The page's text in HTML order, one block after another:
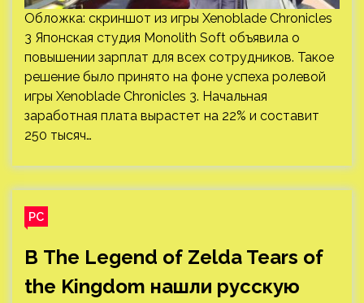
Обложка: скриншот из игры Xenoblade Chronicles
3 Японская студия Monolith Soft объявила о
повышении зарплат для всех сотрудников. Такое
решение было принято на фоне успеха ролевой
игры Xenoblade Chronicles 3. Начальная
заработная плата вырастет на 22% и составит
250 тысяч…
PC
В The Legend of Zelda Tears of
the Kingdom нашли русскую